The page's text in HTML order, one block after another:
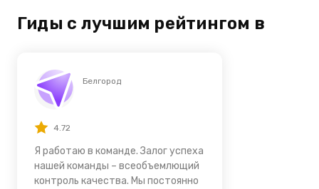
Гиды с лучшим рейтингом в
Белгород
4.72
Я работаю в команде. Залог успеха
нашей команды – всеобъемлющий
контроль качества. Мы постоянно